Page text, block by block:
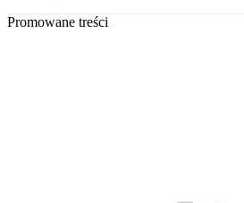
Promowane treści